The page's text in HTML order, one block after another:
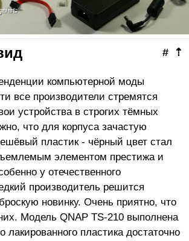
⇡
#
компьютерной моды
все производители стремятся
устройства в строгих тёмных
что для корпуса зачастую
пластик - чёрный цвет стал
элементом престижа и
у отечественного
производитель решится
новинку. Очень приятно, что
Модель QNAP TS-210 выполнена
лакированного пластика достаточно